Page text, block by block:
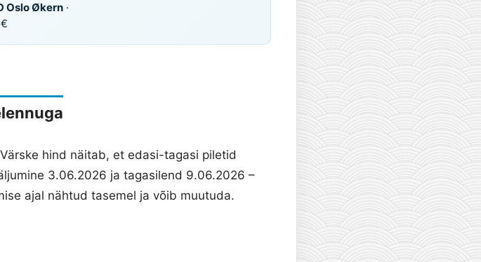
Oslo Økern ·
hind näitab, et edasi-tagasi piletid
3.06.2026 ja tagasilend 9.06.2026 –
ajal nähtud tasemel ja võib muutuda.